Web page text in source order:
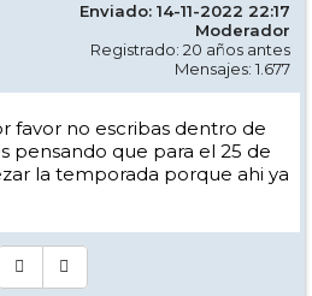
Enviado: 14-11-2022 22:17
Moderador
Registrado: 20 años antes
Mensajes: 1.677
favor no escribas dentro de
pensando que para el 25 de
la temporada porque ahi ya